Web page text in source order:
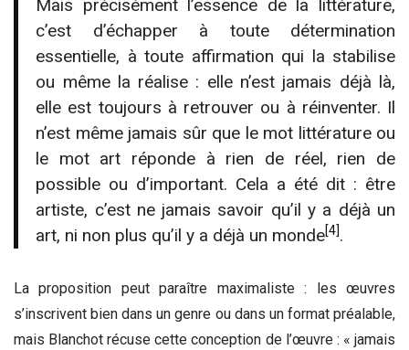
Mais précisément l’essence de la littérature,
c’est d’échapper à toute détermination
essentielle, à toute affirmation qui la stabilise
ou même la réalise : elle n’est jamais déjà là,
elle est toujours à retrouver ou à réinventer. Il
n’est même jamais sûr que le mot littérature ou
le mot art réponde à rien de réel, rien de
possible ou d’important. Cela a été dit : être
artiste, c’est ne jamais savoir qu’il y a déjà un
art, ni non plus qu’il y a déjà un monde[4].
La proposition peut paraître maximaliste : les œuvres
s’inscrivent bien dans un genre ou dans un format préalable,
mais Blanchot récuse cette conception de l’œuvre : « jamais